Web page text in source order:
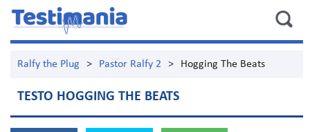
Ralfy the Plug > Pastor Ralfy 2 > Hogging The Beats
TESTO HOGGING THE BEATS